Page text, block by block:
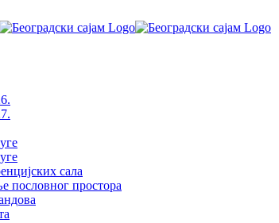
сала
пословног простора